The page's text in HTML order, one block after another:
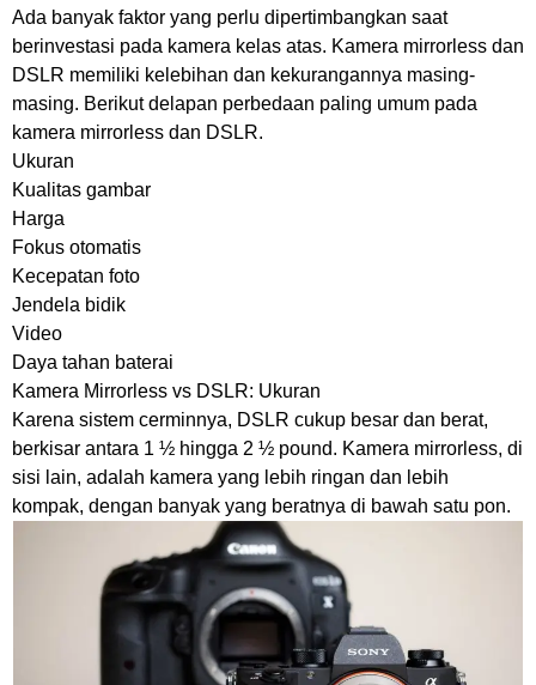
Ada banyak faktor yang perlu dipertimbangkan saat
berinvestasi pada kamera kelas atas. Kamera mirrorless dan
DSLR memiliki kelebihan dan kekurangannya masing-
masing. Berikut delapan perbedaan paling umum pada
kamera mirrorless dan DSLR.
Ukuran
Kualitas gambar
Harga
Fokus otomatis
Kecepatan foto
Jendela bidik
Video
Daya tahan baterai
Kamera Mirrorless vs DSLR: Ukuran
Karena sistem cerminnya, DSLR cukup besar dan berat,
berkisar antara 1 ½ hingga 2 ½ pound. Kamera mirrorless, di
sisi lain, adalah kamera yang lebih ringan dan lebih
kompak, dengan banyak yang beratnya di bawah satu pon.